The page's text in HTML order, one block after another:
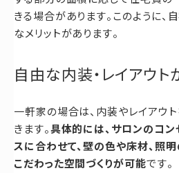
きる場合があります。このように
なメリットがあります。
自由な内装・レイアウト
一軒家の場合は、内装やレイアウ
きます。具体的には、サロンのコ
スに合わせて、壁の色や床材、照
こだわった空間づくりが可能です。